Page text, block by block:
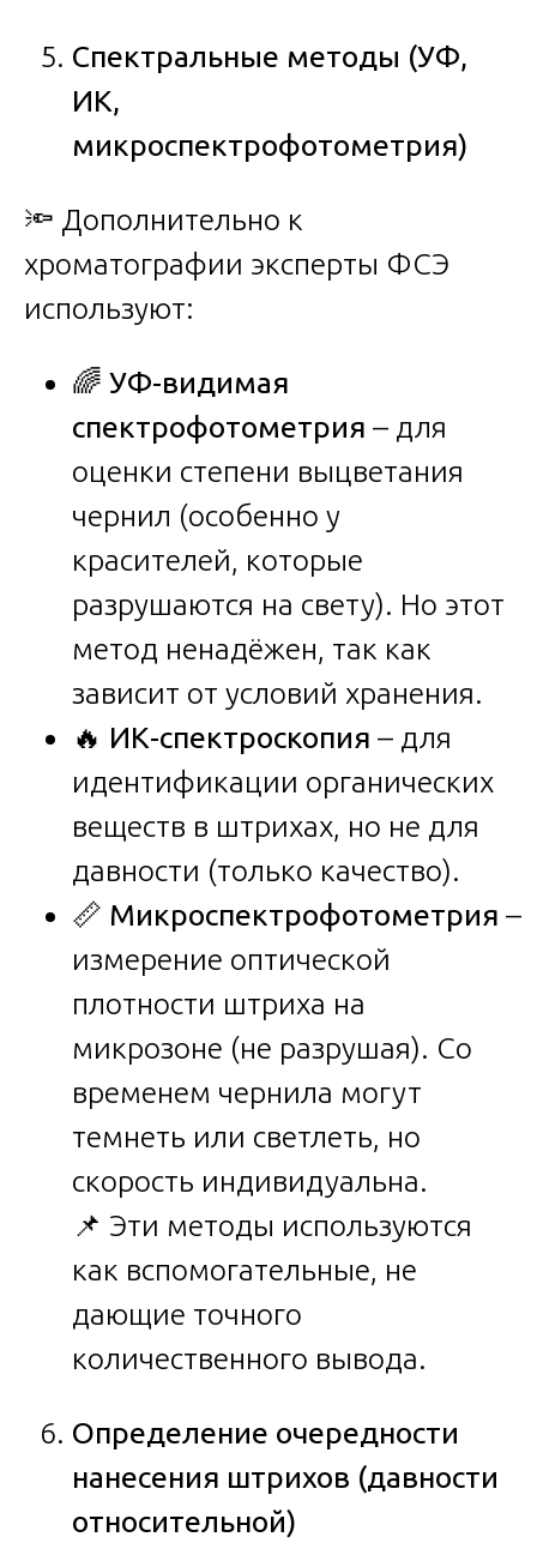
Спектральные методы (УФ,
ИК,
микроспектрофотометрия)
🔦 Дополнительно к
хроматографии эксперты ФСЭ
используют:
🌈 УФ-видимая
спектрофотометрия – для
оценки степени выцветания
чернил (особенно у
красителей, которые
разрушаются на свету). Но этот
метод ненадёжен, так как
зависит от условий хранения.
🔥 ИК-спектроскопия – для
идентификации органических
веществ в штрихах, но не для
давности (только качество).
📏 Микроспектрофотометрия –
измерение оптической
плотности штриха на
микрозоне (не разрушая). Со
временем чернила могут
темнеть или светлеть, но
скорость индивидуальна.
📌 Эти методы используются
как вспомогательные, не
дающие точного
количественного вывода.
Определение очередности
нанесения штрихов (давности
относительной)